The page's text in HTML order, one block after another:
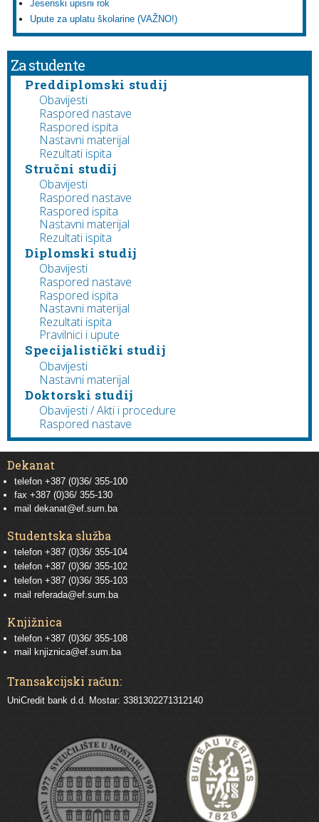
Jesenski upisni rok
Upute za uplatu školarine (VAŽNO!)
Za studente
Preddiplomski studij
Obavijesti
Raspored nastave
Raspored ispita
Nastavni materijal
Rezultati ispita
Stručni studij
Obavijesti
Raspored nastave
Raspored ispita
Nastavni materijal
Rezultati ispita
Diplomski studij
Obavijesti
Raspored nastave
Raspored ispita
Nastavni materijal
Rezultati ispita
Pravilnici i upute
Specijalistički studij
Obavijesti
Nastavni materijal
Doktorski studij
Obavijesti / Akti i procedure
Raspored nastave
Dekanat
telefon +387 (0)36/ 355-100
fax +387 (0)36/ 355-130
mail dekanat@ef.sum.ba
Studentska služba
telefon +387 (0)36/ 355-104
telefon +387 (0)36/ 355-102
telefon +387 (0)36/ 355-103
mail referada@ef.sum.ba
Knjižnica
telefon +387 (0)36/ 355-108
mail
knjiznica@ef.sum.ba
Transakcijski račun:
UniCredit bank d.d. Mostar: 3381302271312140